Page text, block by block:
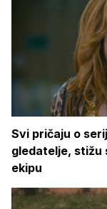
Svi pričaju o
gledatelje, stižu
ekipu